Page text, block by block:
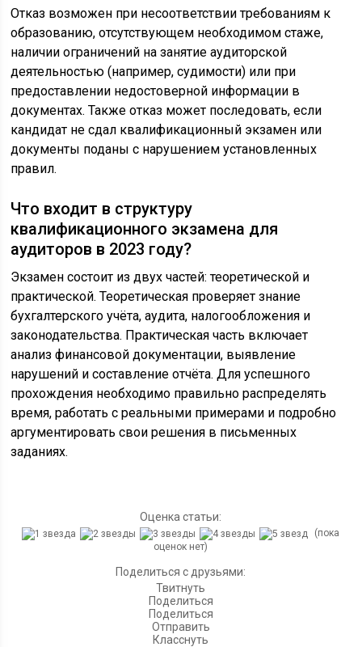
Отказ возможен при несоответствии требованиям к
образованию, отсутствующем необходимом стаже,
наличии ограничений на занятие аудиторской
деятельностью (например, судимости) или при
предоставлении недостоверной информации в
документах. Также отказ может последовать, если
кандидат не сдал квалификационный экзамен или
документы поданы с нарушением установленных
правил.
Что входит в структуру
квалификационного экзамена для
аудиторов в 2023 году?
Экзамен состоит из двух частей: теоретической и
практической. Теоретическая проверяет знание
бухгалтерского учёта, аудита, налогообложения и
законодательства. Практическая часть включает
анализ финансовой документации, выявление
нарушений и составление отчёта. Для успешного
прохождения необходимо правильно распределять
время, работать с реальными примерами и подробно
аргументировать свои решения в письменных
заданиях.
Оценка статьи:
(пока
оценок нет)
Поделиться с друзьями:
Твитнуть
Поделиться
Поделиться
Отправить
Класснуть